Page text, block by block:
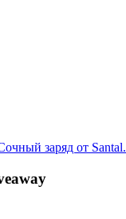
заряд от Santal.